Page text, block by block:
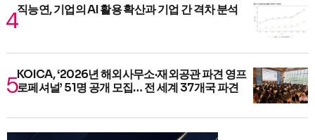
직능연, 기업의 AI 활용 확산과 기업 간 격차 분석
KOICA, ‘2026년 해외사무소·재외공관 파견 영프
로페셔널’ 51명 공개 모집… 전 세계 37개국 파견